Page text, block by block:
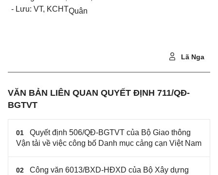
- Lưu: VT, KCHTQuân
Lã Nga
VĂN BẢN LIÊN QUAN QUYẾT ĐỊNH 711/QĐ-
BGTVT
01
Quyết định 506/QĐ-BGTVT của Bộ Giao thông
Vận tải về việc công bố Danh mục cảng cạn Việt Nam
02
Công văn 6013/BXD-HĐXD của Bộ Xây dựng